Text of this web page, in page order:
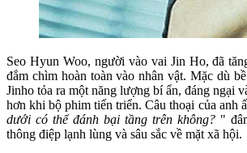
Seo Hyun Woo, người vào vai Jin Ho, đã
đắm chìm hoàn toàn vào nhân vật. Mặc dù
Jinho tỏa ra một năng lượng bí ẩn, đáng ngại
hơn khi bộ phim tiến triển. Câu thoại của anh
dưới có thể đánh bại tầng trên không? "
thông điệp lạnh lùng và sâu sắc về mặt xã hội.